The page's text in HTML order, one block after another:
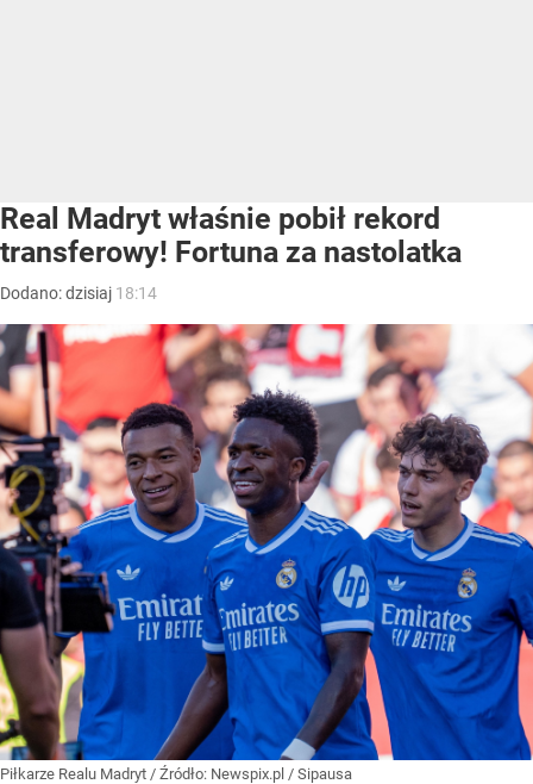
Real Madryt właśnie pobił rekord
transferowy! Fortuna za nastolatka
Dodano:dzisiaj 18:14
Piłkarze Realu Madryt / Źródło: Newspix.pl / Sipausa